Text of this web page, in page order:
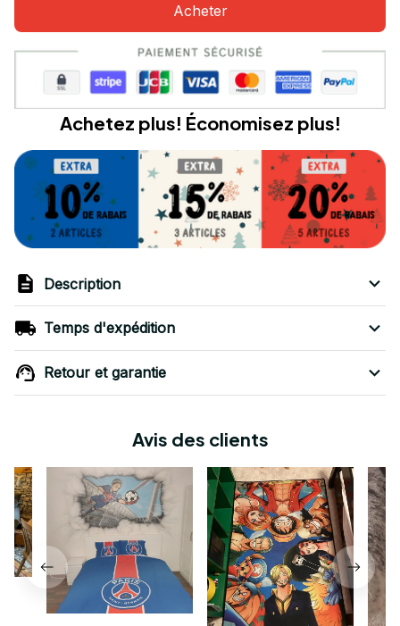
Acheter
Achetez plus! Économisez plus!
Description
Temps d'expédition
Retour et garantie
Avis des clients